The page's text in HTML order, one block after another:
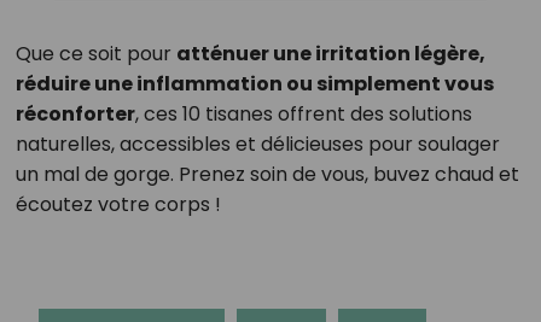
Que ce soit pour atténuer une irritation légère,
réduire une inflammation ou simplement vous
réconforter, ces 10 tisanes offrent des solutions
naturelles, accessibles et délicieuses pour soulager
un mal de gorge. Prenez soin de vous, buvez chaud et
écoutez votre corps !